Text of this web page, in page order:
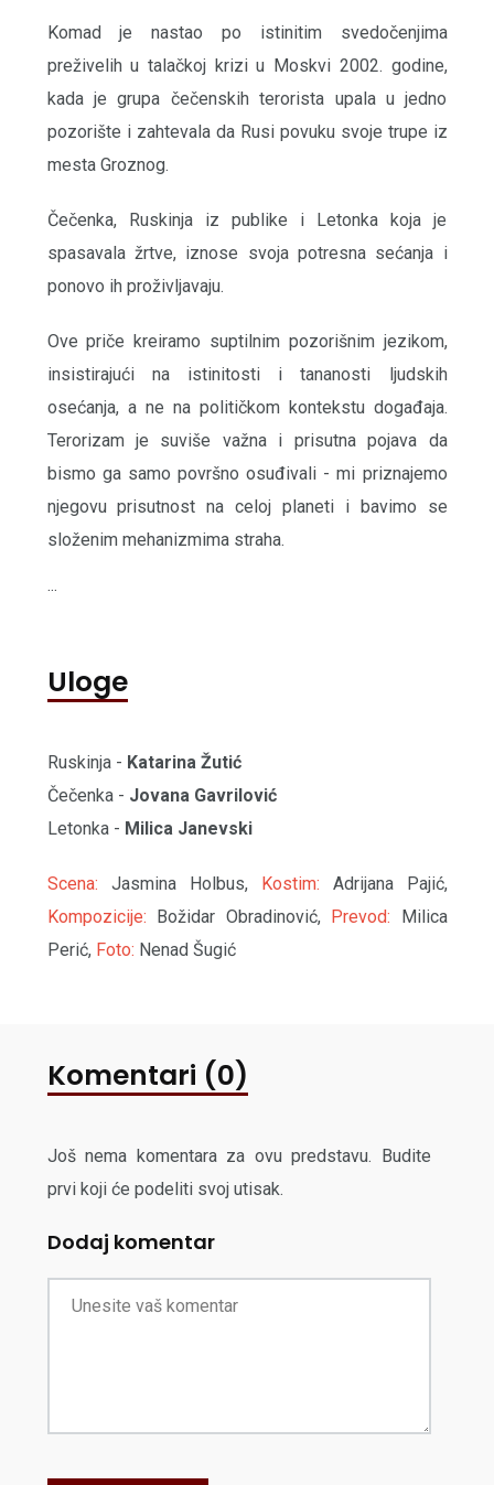
Komad je nastao po istinitim svedočenjima
preživelih u talačkoj krizi u Moskvi 2002. godine,
kada je grupa čečenskih terorista upala u jedno
pozorište i zahtevala da Rusi povuku svoje trupe iz
mesta Groznog.
Čečenka, Ruskinja iz publike i Letonka koja je
spasavala žrtve, iznose svoja potresna sećanja i
ponovo ih proživljavaju.
Ove priče kreiramo suptilnim pozorišnim jezikom,
insistirajući na istinitosti i tananosti ljudskih
osećanja, a ne na političkom kontekstu događaja.
Terorizam je suviše važna i prisutna pojava da
bismo ga samo površno osuđivali - mi priznajemo
njegovu prisutnost na celoj planeti i bavimo se
složenim mehanizmima straha.
...
Uloge
Ruskinja - Katarina Žutić
Čečenka - Jovana Gavrilović
Letonka - Milica Janevski
Scena: Jasmina Holbus, Kostim: Adrijana Pajić,
Kompozicije: Božidar Obradinović, Prevod: Milica
Perić, Foto: Nenad Šugić
Komentari (0)
Još nema komentara za ovu predstavu. Budite
prvi koji će podeliti svoj utisak.
Dodaj komentar